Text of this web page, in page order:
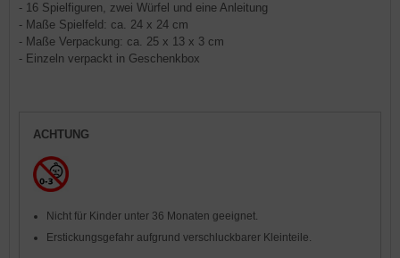
- 16 Spielfiguren, zwei Würfel und eine Anleitung
- Maße Spielfeld: ca. 24 x 24 cm
- Maße Verpackung: ca. 25 x 13 x 3 cm
- Einzeln verpackt in Geschenkbox
ACHTUNG
Nicht für Kinder unter 36 Monaten geeignet.
Erstickungsgefahr aufgrund verschluckbarer Kleinteile.